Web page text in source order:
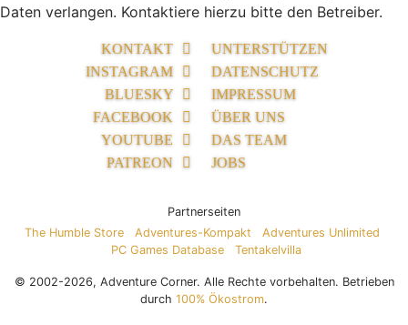
Daten verlangen. Kontaktiere hierzu bitte den Betreiber.
KONTAKT
INSTAGRAM
BLUESKY
FACEBOOK
YOUTUBE
PATREON
UNTERSTÜTZEN
DATENSCHUTZ
IMPRESSUM
ÜBER UNS
DAS TEAM
JOBS
Partnerseiten
The Humble Store
Adventures-Kompakt
Adventures Unlimited
PC Games Database
Tentakelvilla
© 2002-2026, Adventure Corner. Alle Rechte vorbehalten. Betrieben
durch 100% Ökostrom.